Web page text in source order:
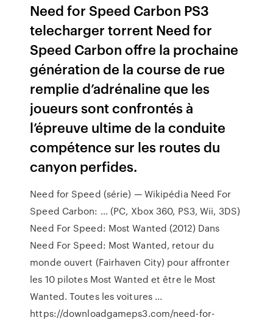
Need for Speed Carbon PS3
telecharger torrent Need for
Speed Carbon offre la prochaine
génération de la course de rue
remplie d’adrénaline que les
joueurs sont confrontés à
l’épreuve ultime de la conduite
compétence sur les routes du
canyon perfides.
Need for Speed (série) — Wikipédia Need For
Speed Carbon: ... (PC, Xbox 360, PS3, Wii, 3DS)
Need For Speed: Most Wanted (2012) Dans
Need For Speed: Most Wanted, retour du
monde ouvert (Fairhaven City) pour affronter
les 10 pilotes Most Wanted et être le Most
Wanted. Toutes les voitures ...
https://downloadgameps3.com/need-for-